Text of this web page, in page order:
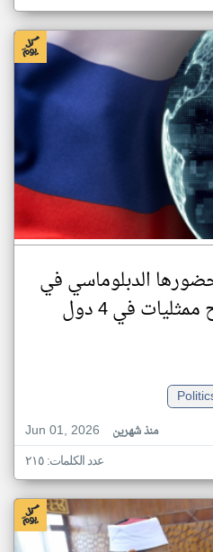
الدبلوماسي في
إفريقيا بافتتاح ممثليات في 4 دول
Jun 01, 2026
منذ شهرين
عدد الكلمات: ٢١٥